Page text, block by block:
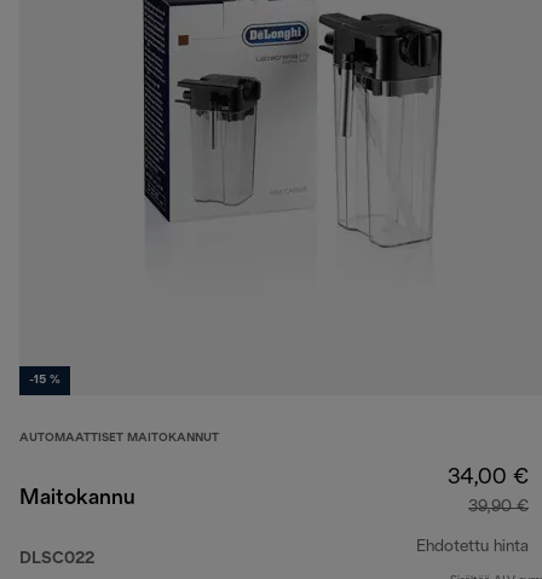
-15 %
AUTOMAATTISET MAITOKANNUT
Maitokannu
DLSC022
34,00 €
39,90 €
Ehdotettu hinta